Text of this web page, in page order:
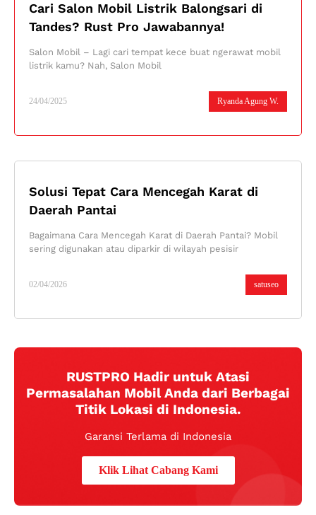
Cari Salon Mobil Listrik Balongsari di
Tandes? Rust Pro Jawabannya!
Ryanda Agung W.
24/04/2025
Salon Mobil – Lagi cari tempat kece buat ngerawat mobil
listrik kamu? Nah, Salon Mobil
Solusi Tepat Cara Mencegah Karat di
Daerah Pantai
satuseo
02/04/2026
Bagaimana Cara Mencegah Karat di Daerah Pantai? Mobil
sering digunakan atau diparkir di wilayah pesisir
RUSTPRO Hadir untuk Atasi
Permasalahan Mobil Anda dari Berbagai
Titik Lokasi di Indonesia.
Garansi Terlama di Indonesia
Klik Lihat Cabang Kami